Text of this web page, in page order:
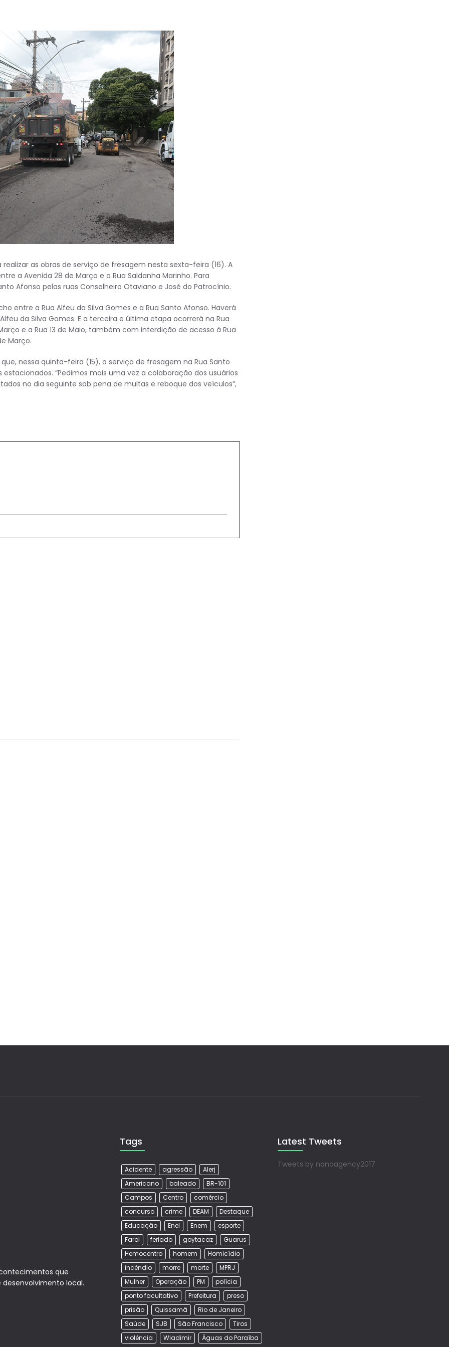
as obras de serviço de fresagem nesta sexta-feira (16). A
a Avenida 28 de Março e a Rua Saldanha Marinho. Para
Afonso pelas ruas Conselheiro Otaviano e José do Patrocínio.
entre a Rua Alfeu da Silva Gomes e a Rua Santo Afonso. Haverá
da Silva Gomes. E a terceira e última etapa ocorrerá na Rua
e a Rua 13 de Maio, também com interdição de acesso à Rua
Março.
nessa quinta-feira (15), o serviço de fresagem na Rua Santo
“Pedimos mais uma vez a colaboração dos usuários
no dia seguinte sob pena de multas e reboque dos veículos”,
que
local.
Tags
Acidente agressão
Alerj
Americano
baleado
BR-101
Campos
Centro
comércio
concurso
crime DEAM
Destaque
Educação
Enel Enem
esporte
Farol
feriado goytacaz
Guarus
Hemocentro
homem
Homicídio
incêndio
morre morte
MPRJ
Mulher
Operação PM
polícia
ponto facultativo
Prefeitura
preso
prisão
Quissamã
Rio de Janeiro
Saúde
SJB São Francisco
Tiros
violência
Wladimir Águas do Paraíba
Latest Tweets
Tweets by nanoagency2017